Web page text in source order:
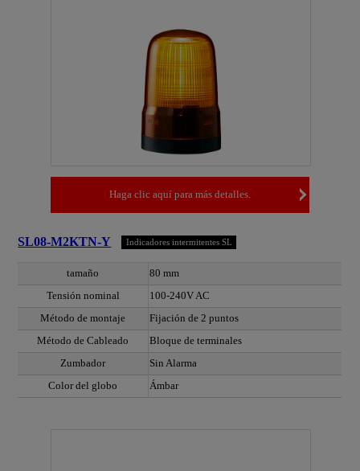
Haga clic aquí para más detalles.
SL08-M2KTN-Y Indicadores intermitentes SL
tamaño
80 mm
Tensión nominal
100-240V AC
Método de montaje
Fijación de 2 puntos
Método de Cableado
Bloque de terminales
Zumbador
Sin Alarma
Color del globo
Ámbar